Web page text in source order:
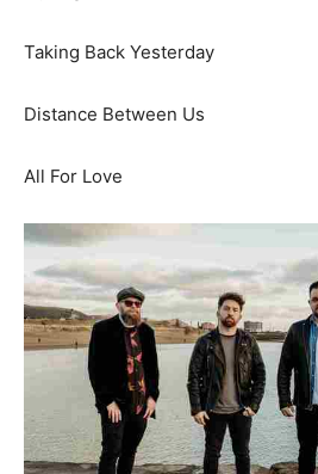
Taking Back Yesterday
Distance Between Us
All For Love